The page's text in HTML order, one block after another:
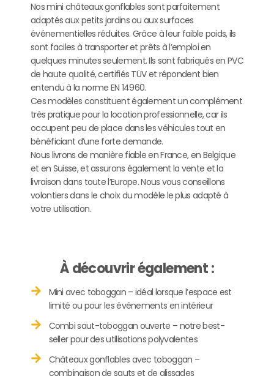
Nos mini châteaux gonflables sont parfaitement
adaptés aux petits jardins ou aux surfaces
événementielles réduites. Grâce à leur faible poids, ils
sont faciles à transporter et prêts à l’emploi en
quelques minutes seulement. Ils sont fabriqués en PVC
de haute qualité, certifiés TÜV et répondent bien
entendu à la norme EN 14960.
Ces modèles constituent également un complément
très pratique pour la location professionnelle, car ils
occupent peu de place dans les véhicules tout en
bénéficiant d’une forte demande.
Nous livrons de manière fiable en France, en Belgique
et en Suisse, et assurons également la vente et la
livraison dans toute l’Europe. Nous vous conseillons
volontiers dans le choix du modèle le plus adapté à
votre utilisation.
À découvrir également :
Mini avec toboggan – idéal lorsque l’espace est
limité ou pour les événements en intérieur
Combi saut-toboggan ouverte – notre best-
seller pour des utilisations polyvalentes
Châteaux gonflables avec toboggan –
combinaison de sauts et de glissades